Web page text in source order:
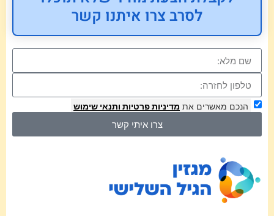
לסרב צרו איתנו קשר
הנכם מאשרים את מדיניות פרטיות ותנאי שימוש
צרו איתי קשר